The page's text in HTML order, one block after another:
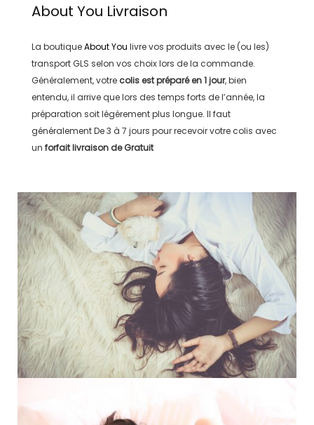
About You Livraison
La boutiqueAbout You livre vos produits avec le (ou les)
transportGLS selon vos choix lors de la commande.
Généralement, votre colis est préparé en1 jour, bien
entendu, il arrive que lors des temps forts de l’année, la
préparation soit légérement plus longue. Il faut
généralementDe 3 à 7 jours pour recevoir votre colis avec
un forfait livraison deGratuit